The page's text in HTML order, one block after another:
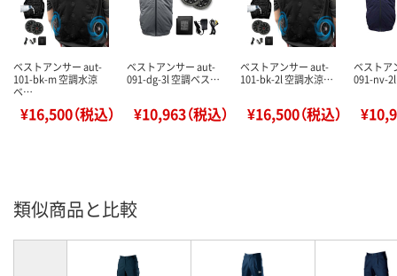
ベストアンサー aut-
101-bk-m 空調水涼
ベ…
¥16,500（税込）
ベストアンサー aut-
091-dg-3l 空調ベス…
¥10,963（税込）
ベストアンサー aut-
101-bk-2l 空調水涼…
¥16,500（税込）
ベストア
091-nv-
類似商品と比較